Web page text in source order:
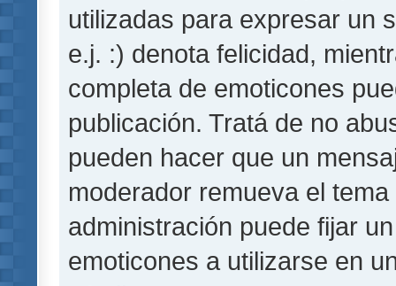
utilizadas para expresar un
e.j. :) denota felicidad,
completa de emoticones
publicación. Tratá de no
pueden hacer que un
moderador remueva el
administración puede fijar
emoticones a utilizarse en